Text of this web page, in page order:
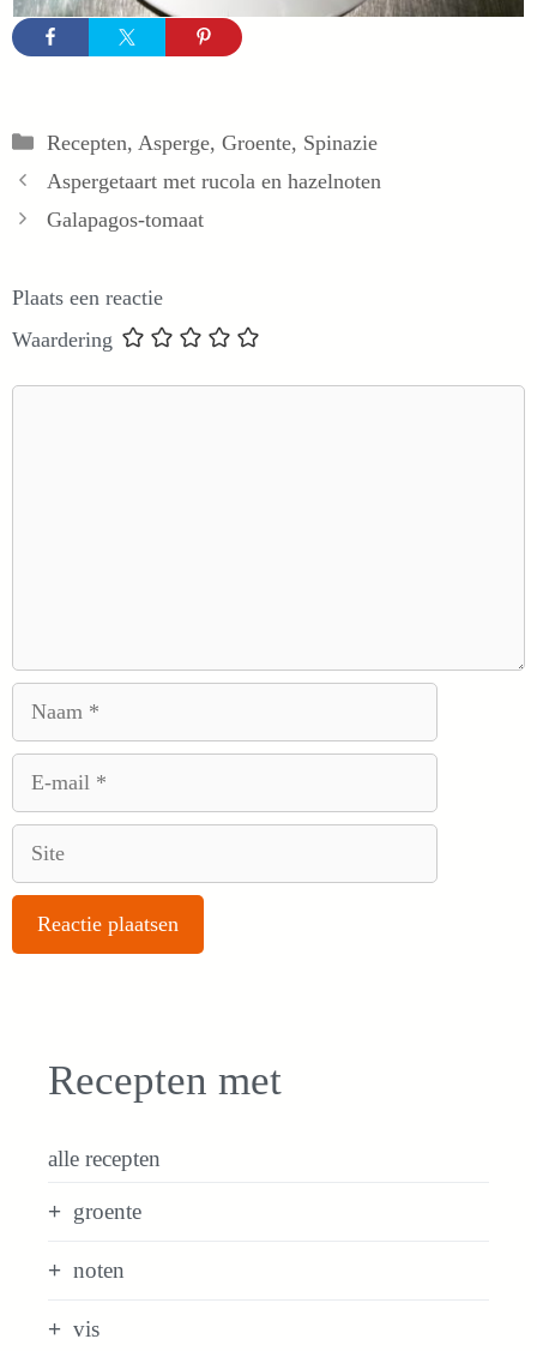
Categorieën
Recepten, Asperge, Groente, Spinazie
Aspergetaart met rucola en hazelnoten
Galapagos-tomaat
Plaats een reactie
Waardering
Recepten met
alle recepten
groente
noten
vis